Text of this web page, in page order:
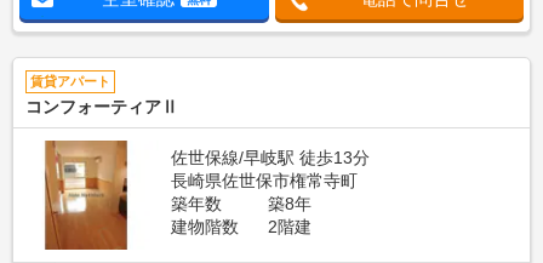
賃貸アパート
コンフォーティアⅡ
佐世保線/早岐駅 徒歩13分
長崎県佐世保市権常寺町
築年数
築8年
建物階数
2階建